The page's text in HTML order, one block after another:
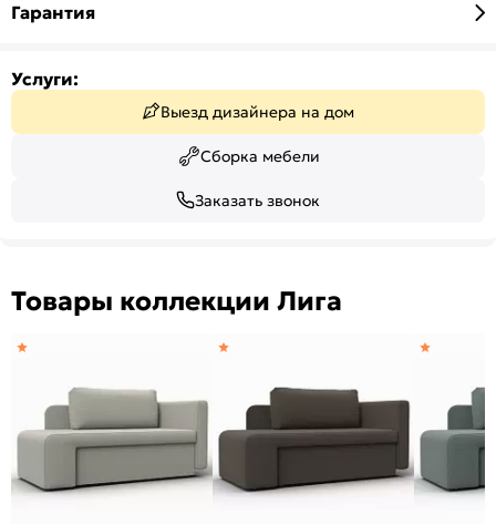
Гарантия
Услуги:
Выезд дизайнера на дом
Сборка мебели
Заказать звонок
Товары коллекции Лига